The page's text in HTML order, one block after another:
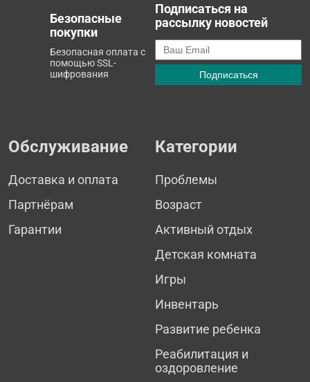
Безопасные
покупки
Безопасная оплата с
помощью SSL-
шифрования
Подписаться на
рассылку новостей
Обслуживание
Доставка и оплата
Партнёрам
Гарантии
Категории
Проблемы
Возраст
Активный отдых
Детская комната
Игры
Инвентарь
Развитие ребенка
Реабилитация и
оздоровление